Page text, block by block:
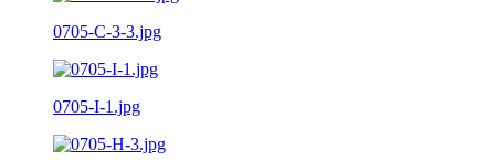
0705-C-3-3.jpg
0705-I-1.jpg